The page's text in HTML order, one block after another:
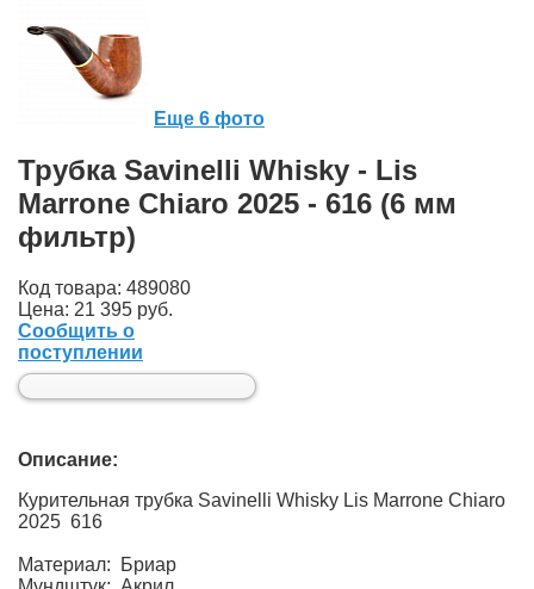
Еще 6 фото
Трубка Savinelli Whisky - Lis
Marrone Chiaro 2025 - 616 (6 мм
фильтр)
Код товара: 489080
Цена: 21 395 руб.
Сообщить о
поступлении
Описание:
Курительная трубка Savinelli Whisky Lis Marrone Chiaro
2025 616
Материал: Бриар